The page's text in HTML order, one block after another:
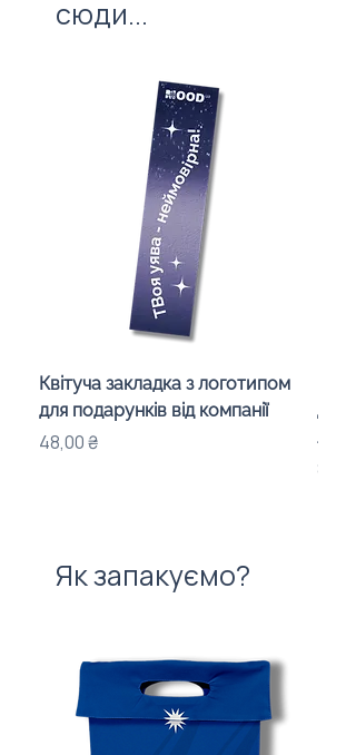
формат подарунка.
сюди...
Квітуча закладка з логотипом
для подарунків від компанії
Ціна
48,00 ₴
для
Ціна
Як запакуємо?